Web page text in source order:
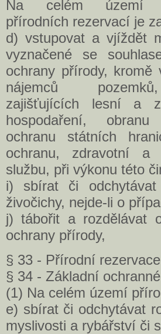
Na celém území
přírodních rezervací je
d) vstupovat a vjíždět
vyznačené se
ochrany přírody, kromě
nájemců
zajišťujících lesní a
hospodaření,
ochranu státních
ochranu, zdravotní a
službu, při výkonu této
i) sbírat či
živočichy, nejde-li o
j) tábořit a rozdělávat
ochrany přírody,
§ 33 - Přírodní
§ 34 - Základní
(1) Na celém území
e) sbírat či odchytávat
myslivosti a rybářství či